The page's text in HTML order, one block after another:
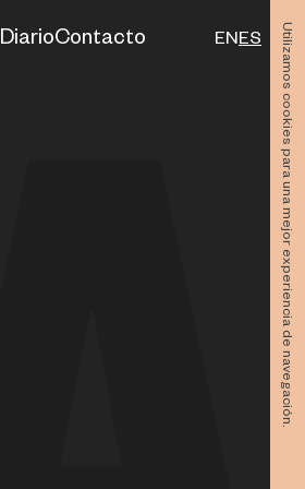
Utilizamos cookies para una mejor experiencia de navegación.
DiarioContacto ENES